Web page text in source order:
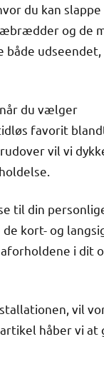
du kan slappe
og de
både udseendet,
du vælger
favorit
vil vi
til din
kort- og
i dit
vil
håber vi at